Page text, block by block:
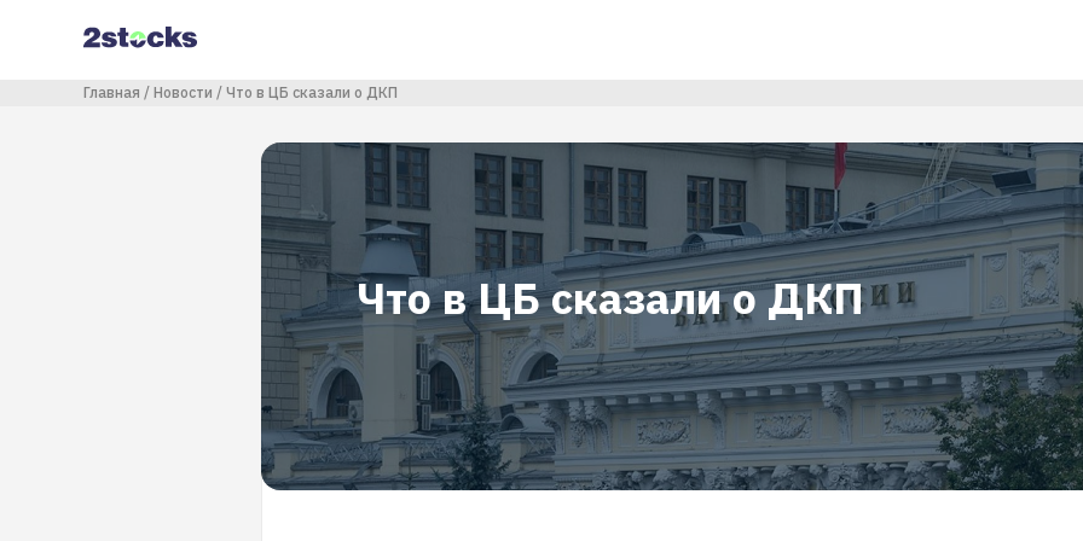
содержанию
Строка навигации
Главная Новости Что в ЦБ сказали о ДКП
Что в ЦБ сказали о ДКП